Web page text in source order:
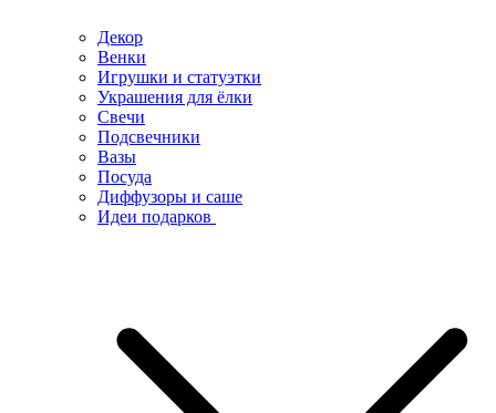
Декор
Венки
Игрушки и статуэтки
Украшения для ёлки
Свечи
Подсвечники
Вазы
Посуда
Диффузоры и саше
Идеи подарков